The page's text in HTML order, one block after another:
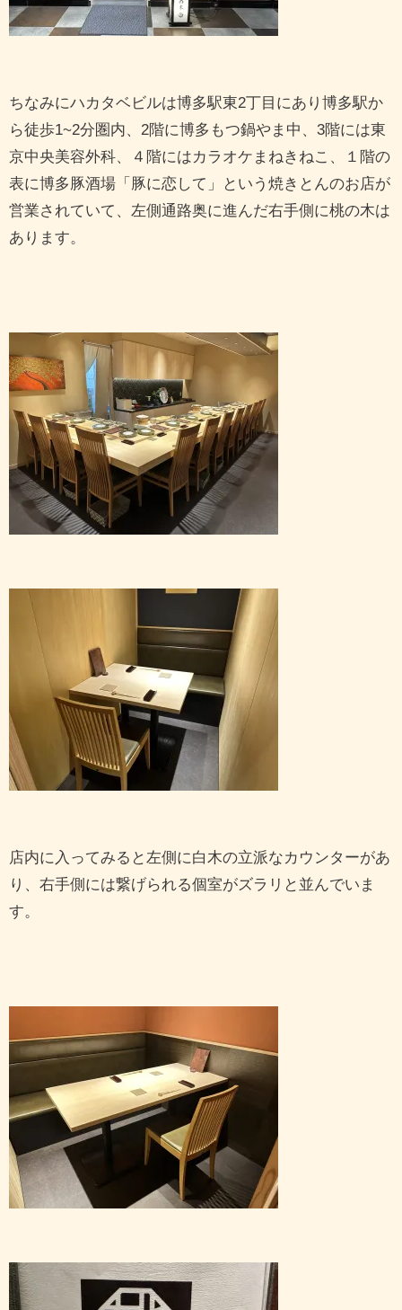
ちなみにハカタベビルは博多駅東2丁目にあり博多駅か
ら徒歩1~2分圏内、2階に博多もつ鍋やま中、3階には東
京中央美容外科、４階にはカラオケまねきねこ、１階の
表に博多豚酒場「豚に恋して」という焼きとんのお店が
営業されていて、左側通路奥に進んだ右手側に桃の木は
あります。
店内に入ってみると左側に白木の立派なカウンターがあ
り、右手側には繋げられる個室がズラリと並んでいま
す。